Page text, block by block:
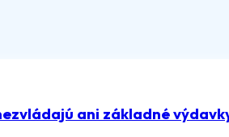
ani základné